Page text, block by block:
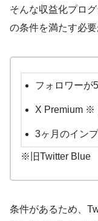
そんな収益化プロ
の条件を満たす必要
フォロワーが
X Premium ※
3ヶ月のイン
※旧Twitter Blue
条件があるため、